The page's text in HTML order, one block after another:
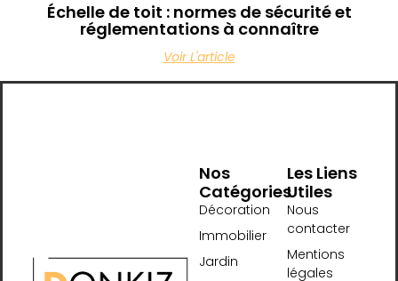
Échelle de toit : normes de sécurité et
réglementations à connaître
Voir L'article
Les Liens
Utiles
Nous
contacter
Mentions
légales
Nos
Catégories
Décoration
Immobilier
Jardin